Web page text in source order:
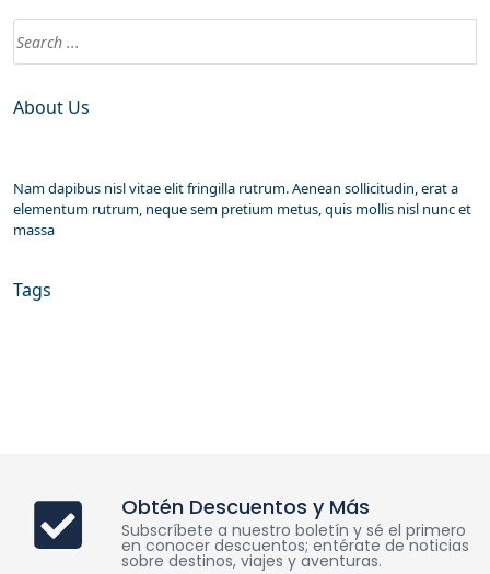
About Us
Nam dapibus nisl vitae elit fringilla rutrum. Aenean sollicitudin, erat a
elementum rutrum, neque sem pretium metus, quis mollis nisl nunc et
massa
Tags
Obtén Descuentos y Más
Subscríbete a nuestro boletín y sé el primero
en conocer descuentos; entérate de noticias
sobre destinos, viajes y aventuras.